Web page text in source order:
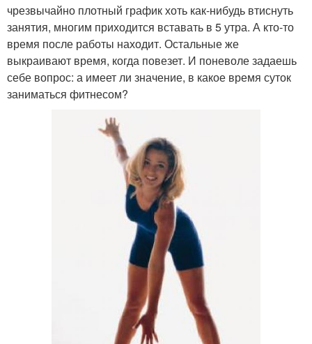
чрезвычайно плотный график хоть как-нибудь втиснуть
занятия, многим приходится вставать в 5 утра. А кто-то
время после работы находит. Остальные же
выкраивают время, когда повезет. И поневоле задаешь
себе вопрос: а имеет ли значение, в какое время суток
заниматься фитнесом?